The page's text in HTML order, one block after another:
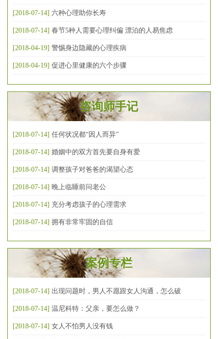
[2018-07-14] 六种心理助你长寿
[2018-07-14] 春节5种人需要心理纠偏 漂泊的人易焦虑
[2018-04-19] 警惕身边隐藏的心理疾病
[2018-04-19] 促进心里健康的六个步骤
咨询师手记
[2018-07-14] 任何状况都“因人而异”
[2018-07-14] 婚姻中的双方首先要自身有爱
[2018-07-14] 调整孩子对爸爸的渴望心态
[2018-07-14] 晚上临睡前问老公
[2018-07-14] 充分考虑孩子的心理需求
[2018-07-14] 拥有非常牢固的自信
案例专栏
[2018-07-14] 出现问题时，男人不愿跟女人沟通，怎么破
[2018-07-14] 温尼科特：父亲，要怎么做？
[2018-07-14] 女人不怕男人没有钱